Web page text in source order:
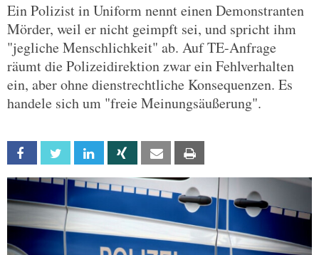
Ein Polizist in Uniform nennt einen Demonstranten
Mörder, weil er nicht geimpft sei, und spricht ihm
"jegliche Menschlichkeit" ab. Auf TE-Anfrage
räumt die Polizeidirektion zwar ein Fehlverhalten
ein, aber ohne dienstrechtliche Konsequenzen. Es
handele sich um "freie Meinungsäußerung".
Facebook Twitter Linkedin Xing Email